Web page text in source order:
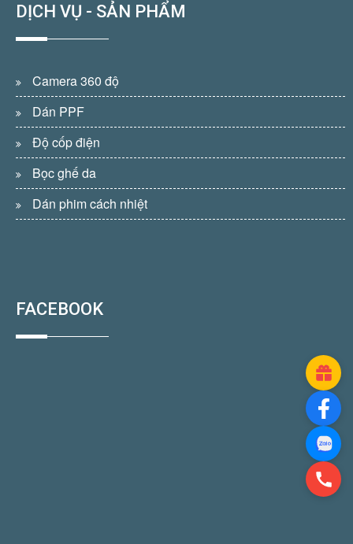
DỊCH VỤ - SẢN PHẨM
Camera 360 độ
Dán PPF
Độ cốp điện
Bọc ghế da
Dán phim cách nhiệt
FACEBOOK